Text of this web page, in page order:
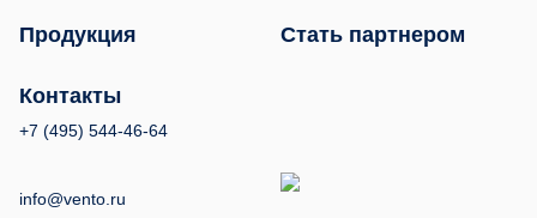
Продукция Стать партнером
Контакты
+7 (495) 544-46-64
info@vento.ru